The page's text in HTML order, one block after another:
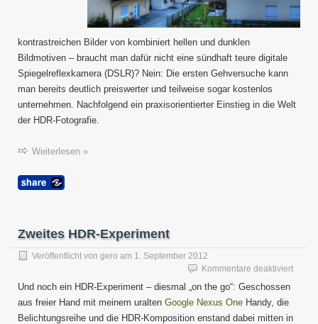
kontrastreichen Bilder von kombiniert hellen und dunklen
Bildmotiven – braucht man dafür nicht eine sündhaft teure digitale
Spiegelreflexkamera (DSLR)? Nein: Die ersten Gehversuche kann
man bereits deutlich preiswerter und teilweise sogar kostenlos
unternehmen. Nachfolgend ein praxisorientierter Einstieg in die Welt
der HDR-Fotografie.
Weiterlesen »
Zweites HDR-Experiment
Veröffentlicht von gero am 1. September 2012
Kommentare deaktiviertfür
Und noch ein HDR-Experiment – diesmal „on the go“: Geschossen
aus freier Hand mit meinem uralten Google Nexus One Handy, die
Belichtungsreihe und die HDR-Komposition enstand dabei mitten in